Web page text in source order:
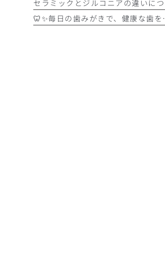
🦷✨毎日